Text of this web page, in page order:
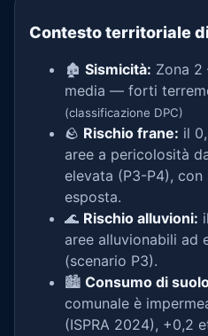
Contesto territoriale
🏚️ Sismicità: Zona
media — forti
(classificazione DPC)
🪨 Rischio frane: il
aree a pericolosità
elevata (P3-P4),
esposta.
🌊 Rischio alluvioni:
aree alluvionabili ad
(scenario P3).
🏙️ Consumo di
comunale è
(ISPRA 2024), +0,2